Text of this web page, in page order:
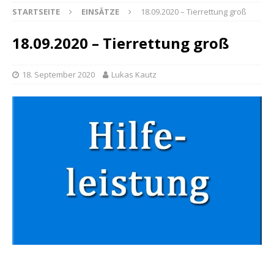
STARTSEITE EINSÄTZE 18.09.2020 – Tierrettung groß
18.09.2020 – Tierrettung groß
18. September 2020 Lukas Kautz